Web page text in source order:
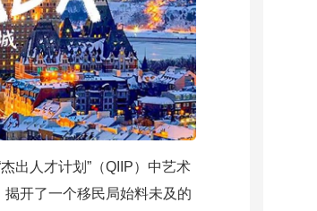
出人才计划”（QIIP）中艺术
揭开了一个移民局始料未及的